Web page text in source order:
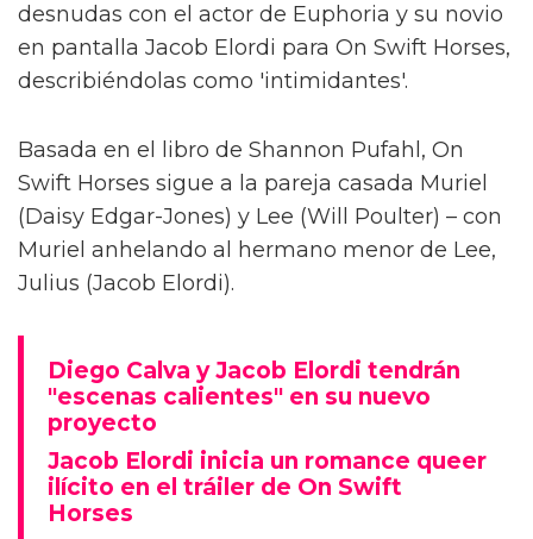
desnudas con el actor de Euphoria y su novio
en pantalla Jacob Elordi para On Swift Horses,
describiéndolas como 'intimidantes'.
Basada en el libro de Shannon Pufahl, On
Swift Horses sigue a la pareja casada Muriel
(Daisy Edgar-Jones) y Lee (Will Poulter) – con
Muriel anhelando al hermano menor de Lee,
Julius (Jacob Elordi).
Diego Calva y Jacob Elordi tendrán
"escenas calientes" en su nuevo
proyecto
Jacob Elordi inicia un romance queer
ilícito en el tráiler de On Swift
Horses